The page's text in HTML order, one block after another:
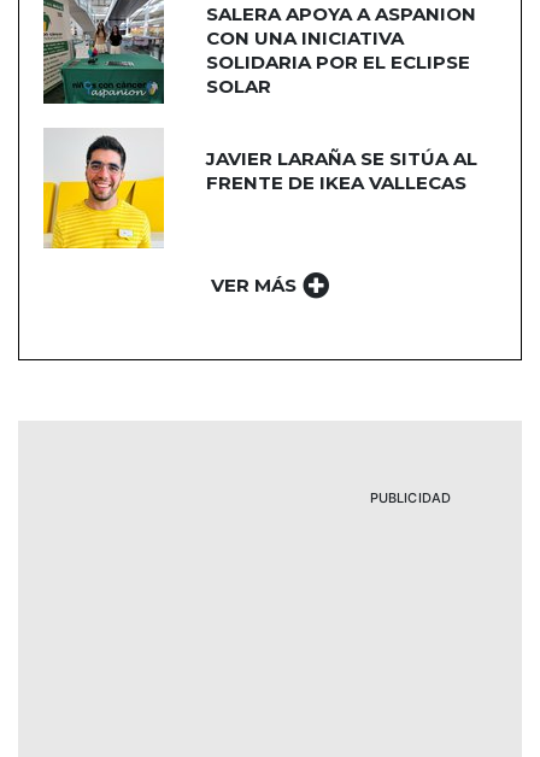
SALERA APOYA A ASPANION
CON UNA INICIATIVA
SOLIDARIA POR EL ECLIPSE
SOLAR
JAVIER LARAÑA SE SITÚA AL
FRENTE DE IKEA VALLECAS
VER MÁS
PUBLICIDAD